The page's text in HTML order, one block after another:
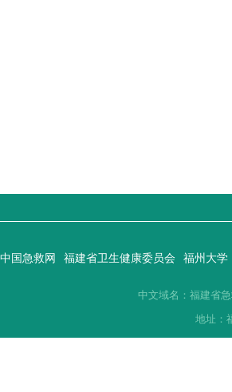
中国急救网 福建省卫生健康委员会 福州大学
中文域名：福建省
地址：